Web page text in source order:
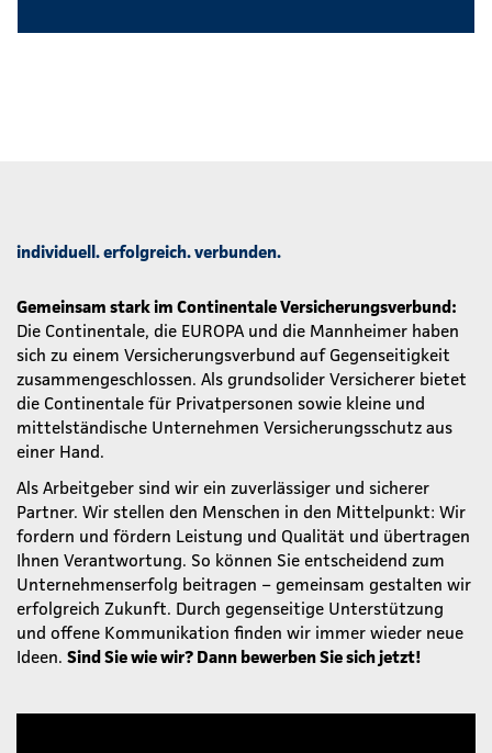
individuell. erfolgreich. verbunden.
Gemeinsam stark im Continentale Versicherungsverbund:
Die Continentale, die EUROPA und die Mannheimer haben
sich zu einem Versicherungsverbund auf Gegenseitigkeit
zusammengeschlossen. Als grundsolider Versicherer bietet
die Continentale für Privatpersonen sowie kleine und
mittelständische Unternehmen Versicherungsschutz aus
einer Hand.
Als Arbeitgeber sind wir ein zuverlässiger und sicherer
Partner. Wir stellen den Menschen in den Mittelpunkt: Wir
fordern und fördern Leistung und Qualität und übertragen
Ihnen Verantwortung. So können Sie entscheidend zum
Unternehmenserfolg beitragen – gemeinsam gestalten wir
erfolgreich Zukunft. Durch gegenseitige Unterstützung
und offene Kommunikation finden wir immer wieder neue
Ideen. Sind Sie wie wir? Dann bewerben Sie sich jetzt!